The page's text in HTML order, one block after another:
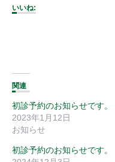
いいね:
関連
初診予約のお知らせです。
2023年1月12日
お知らせ
初診予約のお知らせです。